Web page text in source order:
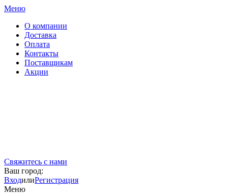
Меню
О компании
Доставка
Оплата
Контакты
Поставщикам
Акции
Свяжитесь с нами
Ваш город:
ВходилиРегистрация
Меню